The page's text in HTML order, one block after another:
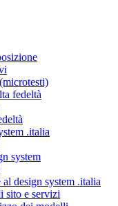
fedeltà
.italia
system
design system .italia
sito e servizi